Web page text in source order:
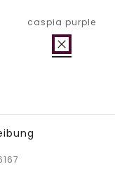
caspia purple